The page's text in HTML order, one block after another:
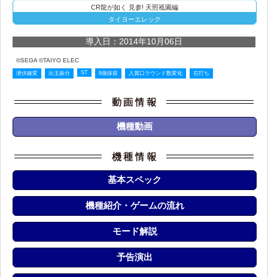
CR龍が如く 見参! 天照祗園編
タイヨーエレック
導入日：2014年10月06日
©SEGA ©TAIYO ELEC
潜伏確変 出玉振分 ST 8個保留 入賞口ラウンド数変化 右打ち
機種動画
基本スペック
機種紹介・ゲームの流れ
モード解説
予告演出